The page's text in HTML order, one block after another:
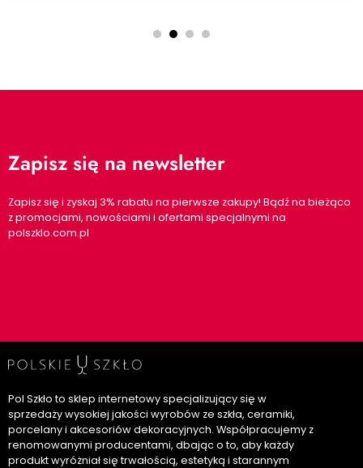
Zapisz się na newsletter
Zapisz się i zyskaj 3% rabatu na pierwsze zakupy! Bądź na bieżąco
z promocjami, nowościami i ofertami specjalnymi na
polszklo.com.pl
Pol Szkło to sklep internetowy specjalizujący się w
sprzedaży wysokiej jakości wyrobów ze szkła, ceramiki,
porcelany i akcesoriów dekoracyjnych. Współpracujemy z
renomowanymi producentami, dbając o to, aby każdy
produkt wyróżniał się trwałością, estetyką i starannym